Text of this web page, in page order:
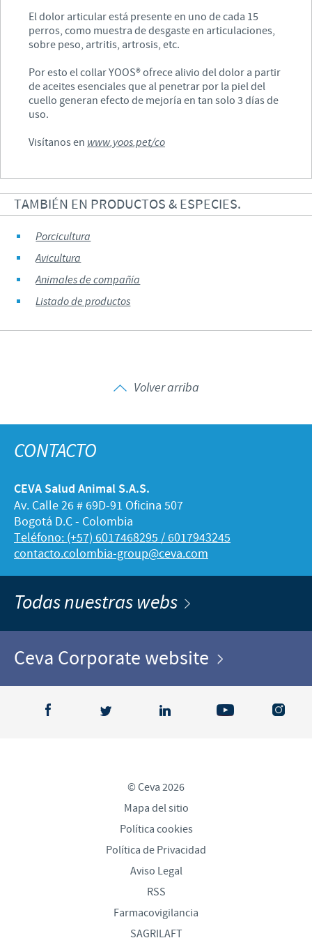
El dolor articular está presente en uno de cada 15
perros, como muestra de desgaste en articulaciones,
sobre peso, artritis, artrosis, etc.
Por esto el collar YOOS® ofrece alivio del dolor a partir
de aceites esenciales que al penetrar por la piel del
cuello generan efecto de mejoría en tan solo 3 días de
uso.
Visítanos en www.yoos.pet/co
TAMBIÉN EN PRODUCTOS & ESPECIES.
Porcicultura
Avicultura
Animales de compañía
Listado de productos
Volver arriba
CONTACTO
CEVA Salud Animal S.A.S.
Av. Calle 26 # 69D-91 Oficina 507
Bogotá D.C - Colombia
Teléfono: (+57) 6017468295 / 6017943245
contacto.colombia-group@ceva.com
Todas nuestras webs
Ceva Corporate website
© Ceva 2026
Mapa del sitio
Política cookies
Política de Privacidad
Aviso Legal
RSS
Farmacovigilancia
SAGRILAFT